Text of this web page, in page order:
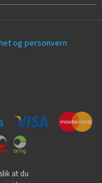
og personvern
at du